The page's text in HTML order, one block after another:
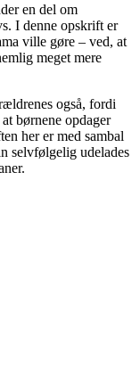
en del om
I denne opskrift er
ville gøre – ved, at
meget mere
også, fordi
børnene opdager
her er med sambal
selvfølgelig udelades